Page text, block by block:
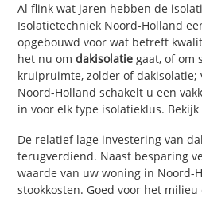
Al flink wat jaren hebben de
Isolatietechniek Noord-Holland
opgebouwd voor wat betreft
het nu omdakisolatie gaat, of om
kruipruimte, zolder of dakisolatie;
Noord-Holland schakelt u een
in voor elk type isolatieklus.
De relatief lage investering van
terugverdiend. Naast besparing
waarde van uw woning in Noord-
stookkosten. Goed voor het